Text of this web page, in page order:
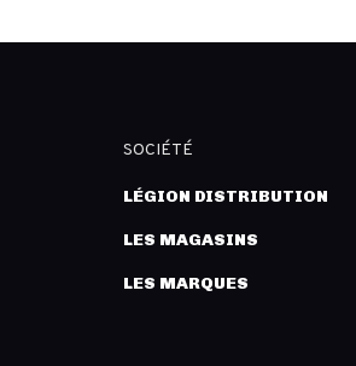
SOCIÉTÉ
LÉGION DISTRIBUTION
LES MAGASINS
LES MARQUES